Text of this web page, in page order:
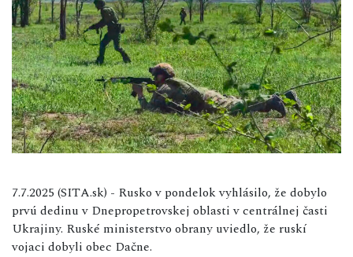
7.7.2025 (SITA.sk) - Rusko v pondelok vyhlásilo, že dobylo
prvú dedinu v Dnepropetrovskej oblasti v centrálnej časti
Ukrajiny. Ruské ministerstvo obrany uviedlo, že ruskí
vojaci dobyli obec Dačne.